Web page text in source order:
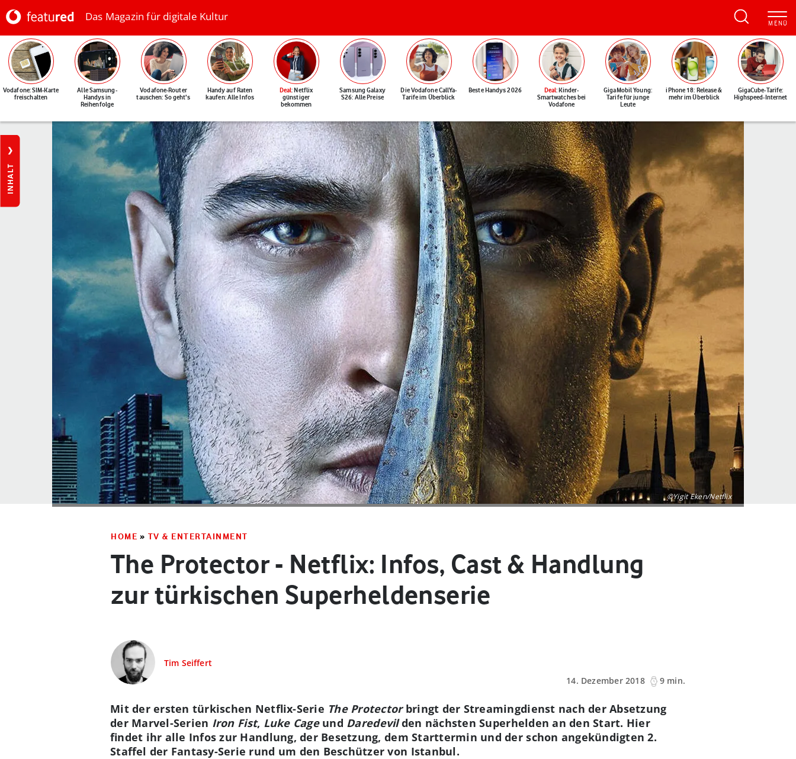
Das Magazin für digitale Kultur
Vodafone: SIM-Karte
freischalten
Alle Samsung-
Handys in
Reihenfolge
Vodafone-Router
tauschen: So geht's
Handy auf Raten
kaufen: Alle Infos
Deal: Netflix
günstiger
bekommen
Samsung Galaxy
S26: Alle Preise
Die Vodafone CallYa-
Tarife im Überblick
Beste Handys 2026 Deal: Kinder-
Smartwatches bei
Vodafone
GigaMobil Young:
Tarife für junge
Leute
iPhone 18: Release &
mehr im Überblick
GigaCube-Tarife:
Highspeed-Internet
INHALT
©Yigit Eken/Netflix
HOME » TV & ENTERTAINMENT
The Protector - Netflix: Infos, Cast & Handlung
zur türkischen Superheldenserie
Tim Seiffert
14. Dezember 2018
9 min.
Mit der ersten türkischen Netflix-Serie The Protectorbringt der Streamingdienst nach der Absetzung
der Marvel-Serien Iron Fist, Luke Cageund Daredevilden nächsten Superhelden an den Start. Hier
findet ihr alle Infos zur Handlung, der Besetzung, dem Starttermin und der schon angekündigten 2.
Staffel der Fantasy-Serie rund um den Beschützer von Istanbul.